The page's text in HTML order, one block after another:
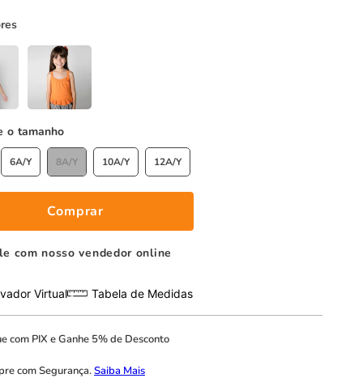
tamanho
6A/Y 8A/Y 10A/Y 12A/Y
Comprar
com nosso vendedor online
Virtual Tabela de Medidas
com PIX eGanhe 5% de Desconto
comSegurança.Saiba Mais